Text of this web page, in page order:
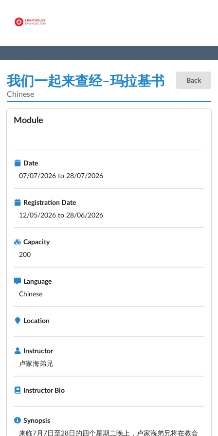
Back
我们一起来查经–玛拉基书
Chinese
Module
Date
07/07/2026 to 28/07/2026
Registration Date
12/05/2026 to 28/06/2026
Capacity
200
Language
Chinese
Location
Instructor
卢家海弟兄
Instructor Bio
Synopsis
来临7月7日至28日的四个星期二晚上，卢家海弟兄将在教会